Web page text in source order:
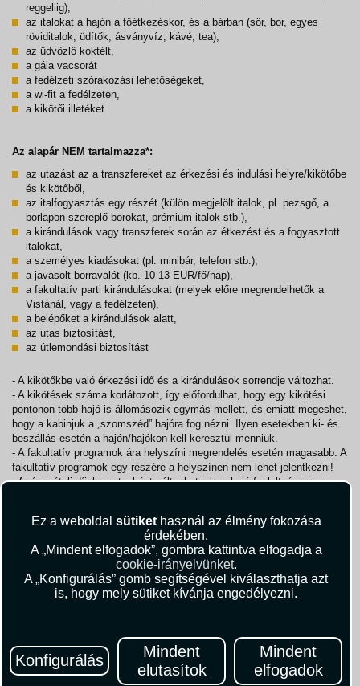
Ez a weboldal sütikethasznál az élmény fokozása
érdekében.
A „Mindent elfogadok”, gombra kattintva elfogadja a
cookie-irányelvünket.
A „Konfigurálás” gomb segítségével kiválaszthatja azt
is, hogy mely sütiket kívánja engedélyezni.
Konfigurálás
Mindent
elutasítok
Mindent
elfogadok
reggeliig),
az italokat a hajón a főétkezéskor, és a bárban (sör, bor, egyes
röviditalok, üdítők, ásványvíz, kávé, tea),
az üdvözlő koktélt,
a gála vacsorát
a fedélzeti szórakozási lehetőségeket,
a wi-fit a fedélzeten,
a kikötői illetéket
Az alapár NEM tartalmazza*:
az utazást az a transzfereket az érkezési és indulási helyre/kikötőbe
és kikötőből,
az italfogyasztás egy részét (külön megjelölt italok, pl. pezsgő, a
borlapon szereplő borokat, prémium italok stb.),
a kirándulások vagy transzferek során az étkezést és a fogyasztott
italokat,
a személyes kiadásokat (pl. minibár, telefon stb.),
a javasolt borravalót (kb. 10-13 EUR/fő/nap),
a fakultatív parti kirándulásokat (melyek előre megrendelhetők a
Vistánál, vagy a fedélzeten),
a belépőket a kirándulások alatt,
az utas biztosítást,
az útlemondási biztosítást
- A kikötőkbe való érkezési idő és a kirándulások sorrendje változhat.
- A kikötések száma korlátozott, így előfordulhat, hogy egy kikötési
pontonon több hajó is állomásozik egymás mellett, és emiatt megeshet,
hogy a kabinjuk a „szomszéd” hajóra fog nézni. Ilyen esetekben ki- és
beszállás esetén a hajón/hajókon kell keresztül menniük.
- A fakultatív programok ára helyszíni megrendelés esetén magasabb. A
fakultatív programok egy részére a helyszínen nem lehet jelentkezni!
- A részvételi díjak esetenként változhatnak, a hajó foglaltsága vagy
Ajánlatunkat a hajótársaság foglalási rendszere alapján készítjük el.
Felárak*:
Az Alabaster part felfedezése (kb. 4 hrs) 33 110,00 Ft/fő
Séta a versailles-i kastély kertjeiben 37 730,00 Ft/fő
Sztornó biztosítás (10% önrész)
Sztornó biztosítás (20% önrész)
Tárlatvezetés a Château de Malmaison kastélyban (kb. 3 hrs) 27